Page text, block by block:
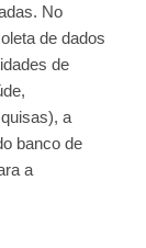
No
de dados
de
a
banco de
a